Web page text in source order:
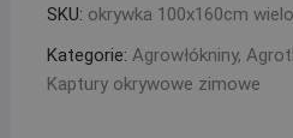
SKU: okrywka 100x160cm
Kategorie: Agrowłókniny,
Kaptury okrywowe zimowe